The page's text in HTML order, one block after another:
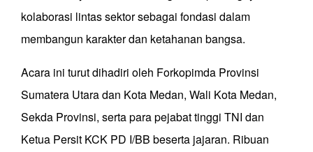
kolaborasi lintas sektor sebagai fondasi dalam
membangun karakter dan ketahanan bangsa.
Acara ini turut dihadiri oleh Forkopimda Provinsi
Sumatera Utara dan Kota Medan, Wali Kota Medan,
Sekda Provinsi, serta para pejabat tinggi TNI dan
Ketua Persit KCK PD I/BB beserta jajaran. Ribuan